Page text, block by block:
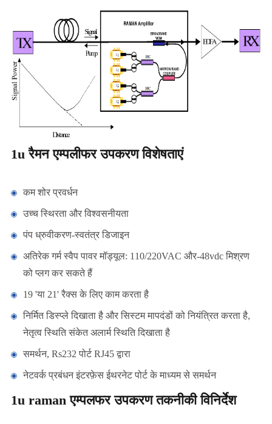
1u रैमन एम्पलीफर उपकरण विशेषताएं
कम शोर प्रवर्धन
उच्च स्थिरता और विश्वसनीयता
पंप ध्रुवीकरण-स्वतंत्र डिजाइन
अतिरेक गर्म स्वैप पावर मॉड्यूल: 110/220VAC और-48vdc मिश्रण
को प्लग कर सकते हैं
19 'या 21' रैक्स के लिए काम करता है
निर्मित डिस्प्ले दिखाता है और सिस्टम मापदंडों को नियंत्रित करता है,
नेतृत्व स्थिति संकेत अलार्म स्थिति दिखाता है
समर्थन, Rs232 पोर्ट RJ45 द्वारा
नेटवर्क प्रबंधन इंटरफ़ेस ईथरनेट पोर्ट के माध्यम से समर्थन
1u raman एम्पलफर उपकरण तकनीकी विनिर्देश